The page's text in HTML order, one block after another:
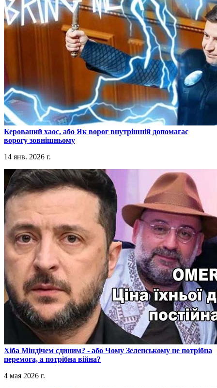
​Керований хаос, або Як ворог внутрішній допомагає
ворогу зовнішньому
14 янв. 2026 г.
​Хіба Міндічем єдиним? - або Чому Зеленському не потрібна
перемога, а потрібна війна?
4 мая 2026 г.